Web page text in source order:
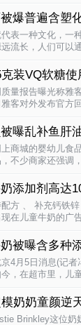
蜜素超标。二氧
食药监局食品安全
爆普遍含塑
表一种文化，一
流长，人们可以
完全戒掉的原因
简单，就像茶一
装VQ软糖
量报告曝光称雅
客对外发布官方
，并将嘉利达明
表示已于3月15..
曝乱补鱼肝
商城的婴幼儿食
不少商家还强调
鱼肝油。而实际上
充会对孩子产生
添加剂高达
方 、 补充钙铁
在儿童牛奶的广
应该尽量少喝。超
报记者在杨家坪..
被曝含多种
4月5日消息(记者
，在超市里，儿
因此，备受孩子
出，儿童牛奶比普通
奶奶童颜逆
Brinkley这位奶